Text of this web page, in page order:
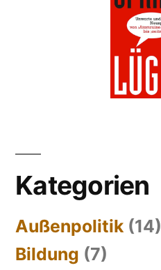
Kategorien
Außenpolitik (14)
Bildung (7)